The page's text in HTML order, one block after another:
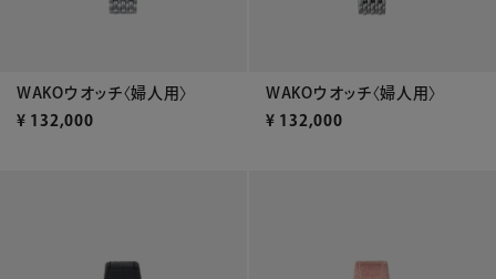
WAKOウオッチ〈婦人用〉
¥ 132,000
WAKOウオッチ〈婦人用〉
¥ 132,000